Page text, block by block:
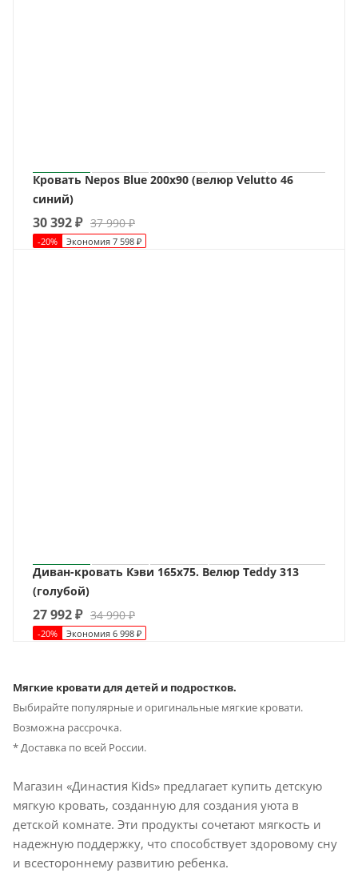
Кровать Nepos Blue 200х90 (велюр Velutto 46
синий)
30 392₽ 37 990₽
-20% Экономия 7 598 ₽
Диван-кровать Кэви 165х75. Велюр Teddy 313
(голубой)
27 992₽ 34 990₽
-20% Экономия 6 998 ₽
Мягкие кровати для детей и подростков.
Выбирайте популярные и оригинальные мягкие кровати.
Возможна рассрочка.
* Доставка по всей России.
Магазин «Династия Kids» предлагает купить детскую
мягкую кровать, созданную для создания уюта в
детской комнате. Эти продукты сочетают мягкость и
надежную поддержку, что способствует здоровому сну
и всестороннему развитию ребенка.